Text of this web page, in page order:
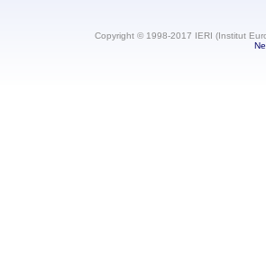
Copyright © 1998-2017 IERI (Institut